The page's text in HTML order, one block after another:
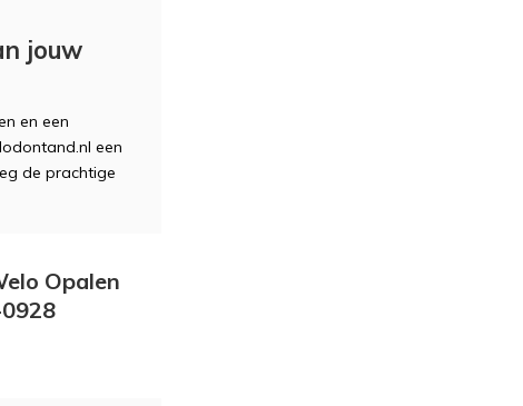
jouw
en een
een
de prachtige
Opalen